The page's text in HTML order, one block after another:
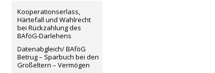
Kooperationserlass,
Härtefall und Wahlrecht
bei Rückzahlung des
BAföG-Darlehens
Datenabgleich/ BAföG
Betrug – Sparbuch bei den
Großeltern – Vermögen